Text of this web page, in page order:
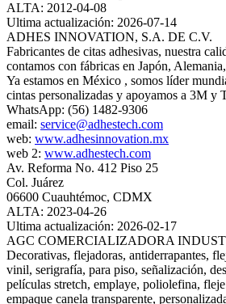
ALTA: 2012-04-08
Ultima actualización: 2026-07-14
ADHES INNOVATION, S.A. DE C.V.
Fabricantes de citas adhesivas, nuestra
contamos con fábricas en Japón,
Ya estamos en México , somos líder
cintas personalizadas y apoyamos a 3M y
WhatsApp: (56) 1482-9306
email: service@adhestech.com
web: www.adhesinnovation.mx
web 2: www.adhestech.com
Av. Reforma No. 412 Piso 25
Col. Juárez
06600 Cuauhtémoc, CDMX
ALTA: 2023-04-26
Ultima actualización: 2026-02-17
AGC COMERCIALIZADORA
Decorativas, flejadoras, antiderrapantes,
vinil, serigrafía, para piso, señalización,
películas stretch, emplaye, poliolefina,
empaque canela transparente,